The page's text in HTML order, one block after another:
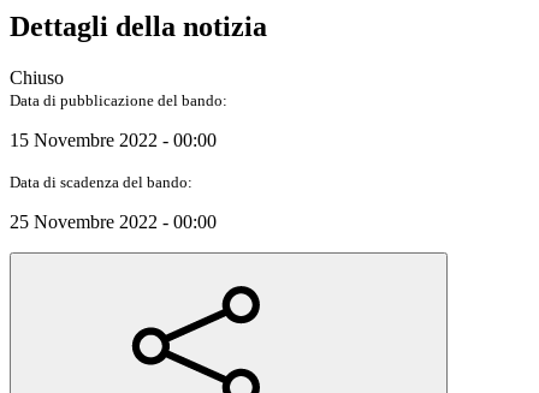
Dettagli della notizia
Chiuso
Data di pubblicazione del bando:
15 Novembre 2022 - 00:00
Data di scadenza del bando:
25 Novembre 2022 - 00:00